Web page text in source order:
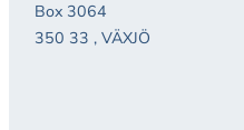
Box 3064
350 33 , VÄXJÖ